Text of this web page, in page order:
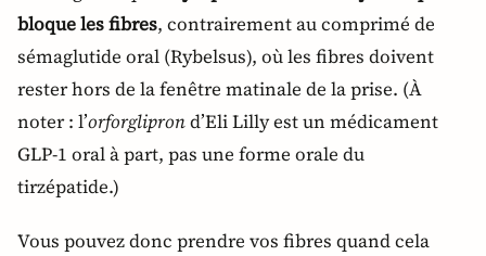
bloque les fibres, contrairement au comprimé de
sémaglutide oral (Rybelsus), où les fibres doivent
rester hors de la fenêtre matinale de la prise. (À
noter : l’orforgliprond’Eli Lilly est un médicament
GLP-1 oral à part, pas une forme orale du
tirzépatide.)
Vous pouvez donc prendre vos fibres quand cela